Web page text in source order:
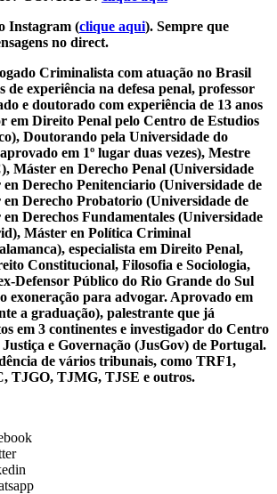
Instagram (clique aqui). Sempre que
no direct.
Criminalista com atuação no Brasil
de experiência na defesa penal, professor
e doutorado com experiência de 13 anos
em Direito Penal pelo Centro de Estudios
Doutorando pela Universidade do
em 1º lugar duas vezes), Mestre
Máster en Derecho Penal (Universidade
Derecho Penitenciario (Universidade de
Derecho Probatorio (Universidade de
Derechos Fundamentales (Universidade
Máster en Política Criminal
especialista em Direito Penal,
Constitucional, Filosofia e Sociologia,
Defensor Público do Rio Grande do Sul
exoneração para advogar. Aprovado em
a graduação), palestrante que já
em 3 continentes e investigador do Centro
e Governação (JusGov) de Portugal.
de vários tribunais, como TRF1,
TJGO, TJMG, TJSE e outros.